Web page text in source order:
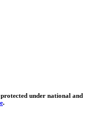
under national and
.